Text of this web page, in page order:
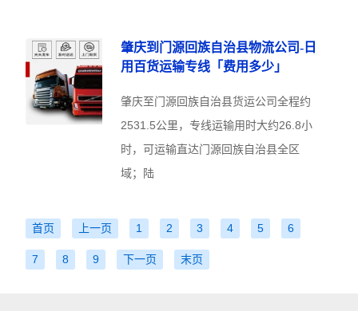
肇庆到门源回族自治县物流公司-日
用百货运输专线「费用多少」
肇庆至门源回族自治县货运公司全程约
2531.5公里，专线运输用时大约26.8小
时，可运输直达门源回族自治县全区
域；陆
首页 上一页 1 2 3 4 5 6
7 8 9 下一页 末页